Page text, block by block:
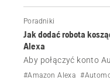
Poradniki
Jak dodać robota
Alexa
Aby połączyć konto
Alexa, wykonaj
#Amazon Alexa